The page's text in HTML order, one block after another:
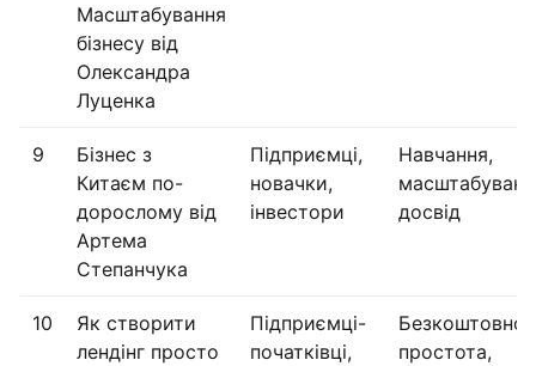
Масштабування
бізнесу від
Олександра
Луценка
9
Бізнес з
Китаєм по-
дорослому від
Артема
Степанчука
Підприємці,
новачки,
інвестори
Навчання,
досвід
10
Як створити
лендінг просто
Підприємці-
початківці,
Безкоштовно,
простота,